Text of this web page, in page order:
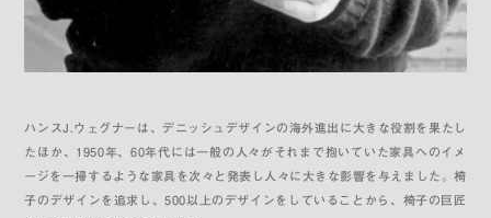
ハンスJ.ウェグナーは、デニッシュデザインの海外進出に大きな役割を果たし
たほか、1950年、60年代には一般の人々がそれまで抱いていた家具へのイメ
ージを一掃するような家具を次々と発表し人々に大きな影響を与えました。椅
子のデザインを追求し、500以上のデザインをしていることから、椅子の巨匠